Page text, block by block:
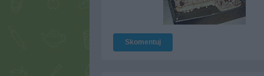
Skomentuj